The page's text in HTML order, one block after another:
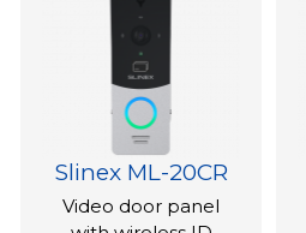
Slinex ML-20CR
Video door panel